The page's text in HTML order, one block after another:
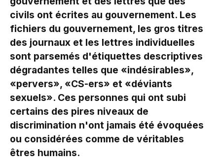
civils ont écrites au gouvernement. Les
fichiers du gouvernement, les gros titres
des journaux et les lettres individuelles
sont parsemés d'étiquettes descriptives
dégradantes telles que «indésirables»,
«pervers», «CS-ers» et «déviants
sexuels». Ces personnes qui ont subi
certains des pires niveaux de
discrimination n'ont jamais été évoquées
ou considérées comme de véritables
êtres humains.